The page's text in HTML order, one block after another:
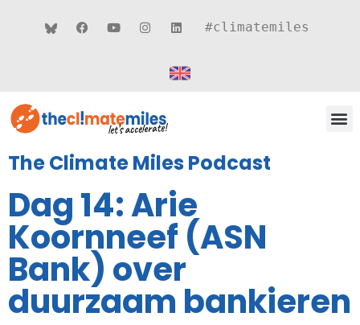
#climatemiles
The Climate Miles Podcast
Dag 14: Arie
Koornneef (ASN
Bank) over
duurzaam bankieren